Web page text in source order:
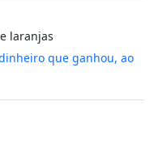
laranjas
que ganhou, ao